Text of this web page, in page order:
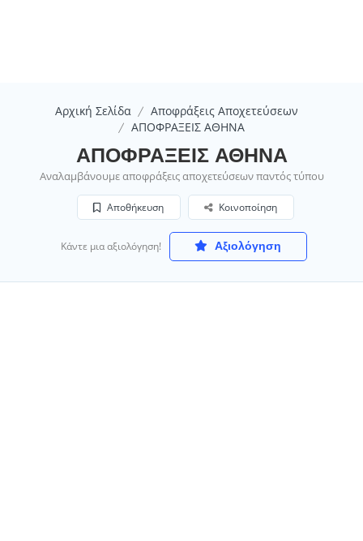
Αρχική Σελίδα
Αποφράξεις Αποχετεύσεων
ΑΠΟΦΡΑΞΕΙΣ ΑΘΗΝΑ
ΑΠΟΦΡΑΞΕΙΣ ΑΘΗΝΑ
Αναλαμβάνουμε αποφράξεις αποχετεύσεων παντός τύπου
Αποθήκευση Κοινοποίηση
Κάντε μια αξιολόγηση! Αξιολόγηση